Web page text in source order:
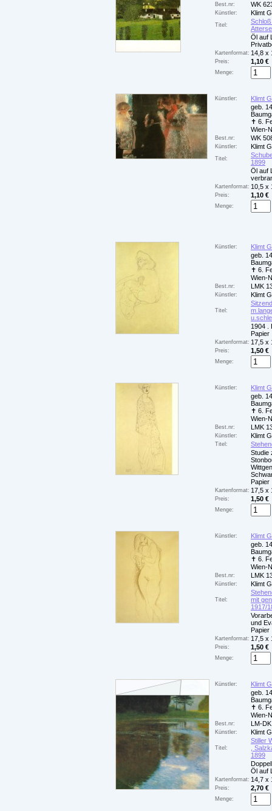
Best.nr: WK
Künstler: Klimt
Titel:
Öl auf
Kartenformat: 14,8 x
Preis: 1,10 €
Menge:
Künstler:
Klimt
geb.
✝ 6.
Wien-
Best.nr: WK
Künstler: Klimt
Titel:
1899
Öl auf
Kartenformat: 10,5 x
Preis: 1,10 €
Menge:
Künstler:
Klimt
geb.
✝ 6.
Wien-
Best.nr: LMK
Künstler: Klimt
Titel:
1904 .
Papier
Kartenformat: 17,5 x
Preis: 1,50 €
Menge:
Künstler:
Klimt
geb.
✝ 6.
Wien-
Best.nr: LMK
Künstler: Klimt
Titel:
Studie
Papier
Kartenformat: 17,5 x
Preis: 1,50 €
Menge:
Künstler:
Klimt
geb.
✝ 6.
Wien-
Best.nr: LMK
Künstler: Klimt
Titel:
mit
1917/
und
Papier
Kartenformat: 17,5 x
Preis: 1,50 €
Menge:
Künstler:
Klimt
geb.
✝ 6.
Wien-
Best.nr: LM-
Künstler: Klimt
Titel:
Stiller
,
1899
Öl auf
Kartenformat: 14,7 x
Preis: 2,70 €
Menge: